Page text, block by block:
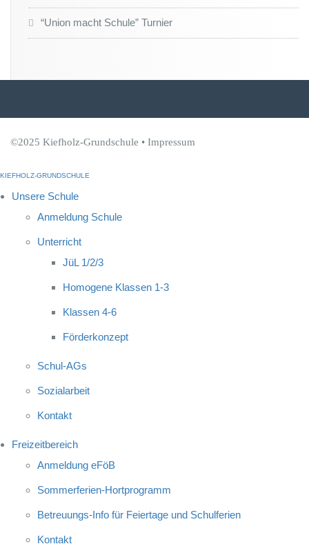
“Union macht Schule” Turnier
©2025 Kiefholz-Grundschule • Impressum
KIEFHOLZ-GRUNDSCHULE
Unsere Schule
Anmeldung Schule
Unterricht
JüL 1/2/3
Homogene Klassen 1-3
Klassen 4-6
Förderkonzept
Schul-AGs
Sozialarbeit
Kontakt
Freizeitbereich
Anmeldung eFöB
Sommerferien-Hortprogramm
Betreuungs-Info für Feiertage und Schulferien
Kontakt